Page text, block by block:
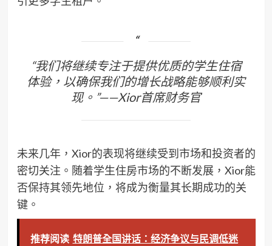
“我们将继续专注于提供优质的学生住宿
体验，以确保我们的增长战略能够顺利实
现。”——Xior首席财务官
未来几年，Xior的表现将继续受到市场和投资者的
密切关注。随着学生住房市场的不断发展，Xior能
否保持其领先地位，将成为衡量其长期成功的关
键。
推荐阅读 特朗普全国讲话：经济争议与民调低迷